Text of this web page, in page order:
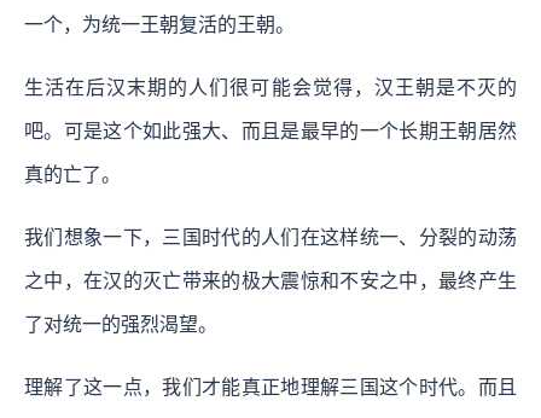
一个，为统一王朝复活的王朝。
生活在后汉末期的人们很可能会觉得，汉王朝是不灭的
吧。可是这个如此强大、而且是最早的一个长期王朝居然
真的亡了。
我们想象一下，三国时代的人们在这样统一、分裂的动荡
之中，在汉的灭亡带来的极大震惊和不安之中，最终产生
了对统一的强烈渴望。
理解了这一点，我们才能真正地理解三国这个时代。而且